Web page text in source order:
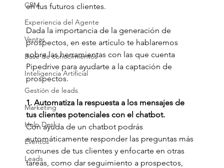
CRM
Experiencia del Agente
Ventas
Base de conocimientos
Inteligencia Artificial
Gestión de leads
Marketing
Help Desk
Eventos
Leads
en tus futuros clientes.
Dada la importancia de la generación de
prospectos, en este artículo te hablaremos
sobre las herramientas con las que cuenta
Pipedrive para ayudarte a la captación de
prospectos.
1. Automatiza la respuesta a los mensajes de
tus clientes potenciales con el chatbot.
Con ayuda de un chatbot podrás
automáticamente responder las preguntas más
comunes de tus clientes y enfocarte en otras
tareas, como dar seguimiento a prospectos,